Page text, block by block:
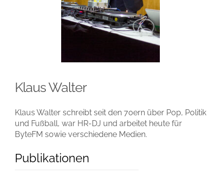
Klaus Walter
Klaus Walter schreibt seit den 70ern über Pop, Politik
und Fußball, war HR-DJ und arbeitet heute für
ByteFM sowie verschiedene Medien.
Publikationen